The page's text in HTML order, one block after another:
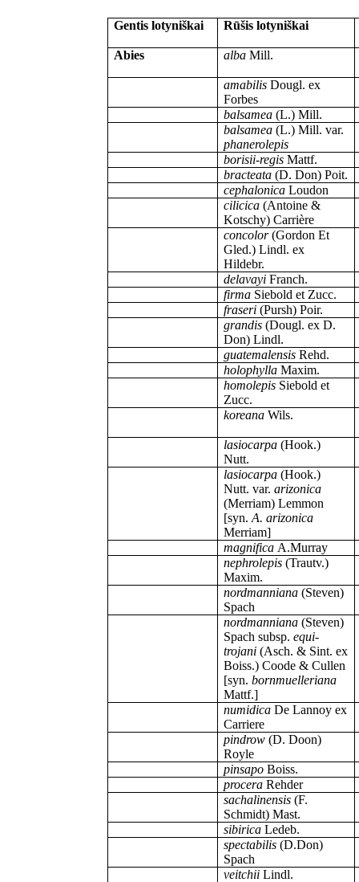
Gentis lotyniškai Rūšis lotyniškai
Abies albaMill.
amabilis Dougl. ex
Forbes
balsamea(L.) Mill.
balsamea(L.) Mill. var.
phanerolepis
borisii-regis Mattf.
bracteata(D. Don) Poit.
cephalonicaLoudon
cilicica(Antoine &
Kotschy) Carrière
concolor(Gordon Et
Gled.) Lindl. ex
Hildebr.
delavayiFranch.
firmaSiebold et Zucc.
fraseri (Pursh) Poir.
grandis(Dougl. ex D.
Don) Lindl.
guatemalensis Rehd.
holophyllaMaxim.
homolepisSiebold et
Zucc.
koreanaWils.
lasiocarpa(Hook.)
Nutt.
lasiocarpa(Hook.)
Nutt. var. arizonica
(Merriam) Lemmon
[syn. A. arizonica
Merriam]
magnifica A.Murray
nephrolepis(Trautv.)
Maxim.
nordmanniana(Steven)
Spach
nordmanniana(Steven)
Spach subsp. equi-
trojani(Asch. & Sint. ex
Boiss.) Coode & Cullen
[syn. bornmuelleriana
Mattf.]
numidica De Lannoy ex
Carriere
pindrow (D. Doon)
Royle
pinsapoBoiss.
proceraRehder
sachalinensis (F.
Schmidt) Mast.
sibirica Ledeb.
spectabilis (D.Don)
Spach
veitchiiLindl.